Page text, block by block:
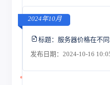
2024年10月
标题： 服务器价格在不同
发布日期：2024-10-16